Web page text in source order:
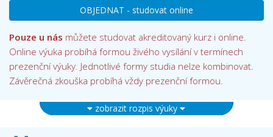
OBJEDNAT - studovat online
Pouze u nás můžete studovat akreditovaný kurz i online.
Online výuka probíhá formou živého vysílání v termínech
prezenční výuky. Jednotlivé formy studia nelze kombinovat.
Závěrečná zkouška probíhá vždy prezenční formou.
zobrazit rozpis výuky